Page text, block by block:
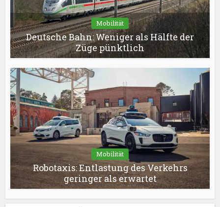
Mobilität
Deutsche Bahn: Weniger als Hälfte der
Züge pünktlich
Mobilität
Robotaxis: Entlastung des Verkehrs
geringer als erwartet